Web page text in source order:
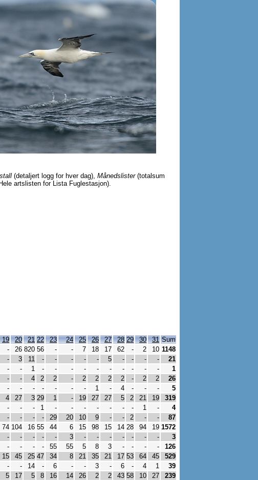
(detaljert logg for hver dag), Månedslister(totalsum
artslisten for Lista Fuglestasjon).
19 20 21 22 23 24 25 26 27 28 29 30 31 Sum
- 26 820 56 - - 7 18 17 62 - 2 10 1148
- 3 11 - - - - - 5 - - - -
21
- - 1 - - - - - - - - - -
1
- - 4 2 2 - 2 2 2 2 - 2 2
26
- - - - - - - 1 - 4 - - -
5
4 27 3 29 1 - 19 27 27 5 2 21 19
319
- - - 1 - - - - - - - 1 -
4
- - - - 29 20 10 9 - - 2 - -
87
74 104 16 55 44 6 15 98 15 14 28 94 19 1572
- - - - - 3 - - - - - - -
3
- - - - 55 55 5 8 3 - - - -
126
15 45 25 47 34 8 21 35 21 17 53 64 45
529
- - 14 - 6 - - 3 - 6 - 4 1
39
5 17 5 8 16 14 26 2 2 43 58 10 27
239